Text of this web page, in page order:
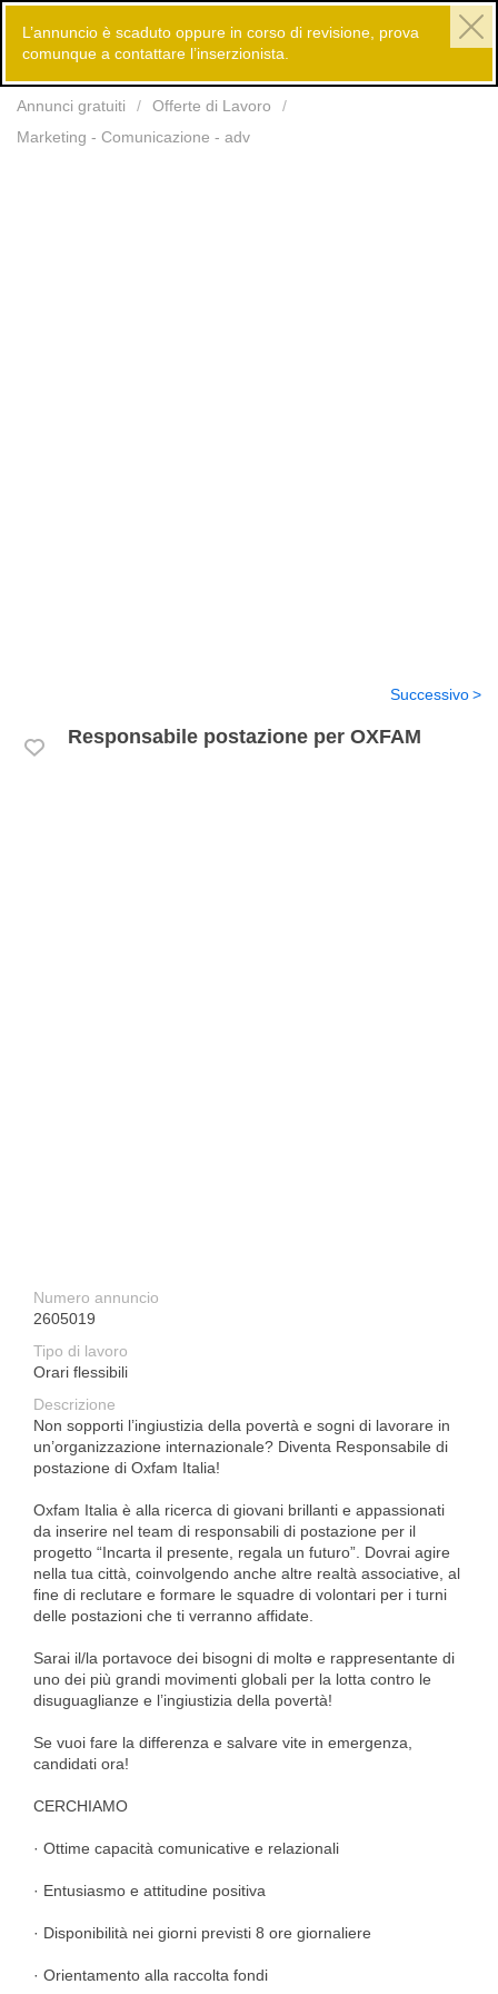
Annunci gratuiti
Offerte di Lavoro
Marketing - Comunicazione - adv
L’annuncio è scaduto oppure in corso di revisione, prova
comunque a contattare l’inserzionista.
Responsabile postazione per OXFAM
Successivo
Numero annuncio
2605019
Tipo di lavoro
Orari flessibili
Descrizione
Non sopporti l’ingiustizia della povertà e sogni di lavorare in
un’organizzazione internazionale? Diventa Responsabile di
postazione di Oxfam Italia!
Oxfam Italia è alla ricerca di giovani brillanti e appassionati
da inserire nel team di responsabili di postazione per il
progetto “Incarta il presente, regala un futuro”. Dovrai agire
nella tua città, coinvolgendo anche altre realtà associative, al
fine di reclutare e formare le squadre di volontari per i turni
delle postazioni che ti verranno affidate.
Sarai il/la portavoce dei bisogni di moltə e rappresentante di
uno dei più grandi movimenti globali per la lotta contro le
disuguaglianze e l’ingiustizia della povertà!
Se vuoi fare la differenza e salvare vite in emergenza,
candidati ora!
CERCHIAMO
· Ottime capacità comunicative e relazionali
· Entusiasmo e attitudine positiva
· Disponibilità nei giorni previsti 8 ore giornaliere
· Orientamento alla raccolta fondi